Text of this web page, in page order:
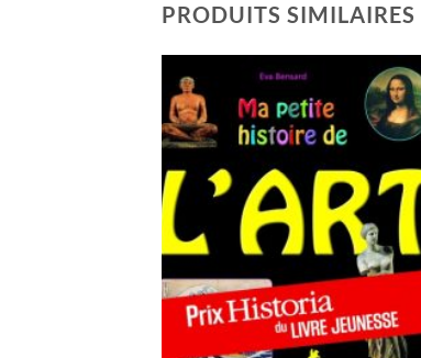
PRODUITS SIMILAIRES